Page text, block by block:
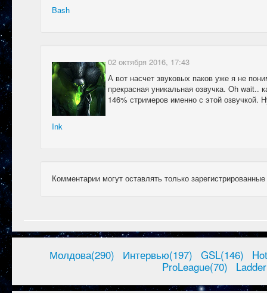
Bash
Ink
02 октября 2016, 17:43
А вот насчет звуковых паков уже я не
прекрасная уникальная озвучка. Oh wait..
146% стримеров именно с этой озвучкой.
Комментарии могут оставлять только
Молдова(290) Интервью(197) GSL(146)
ProLeague(70)